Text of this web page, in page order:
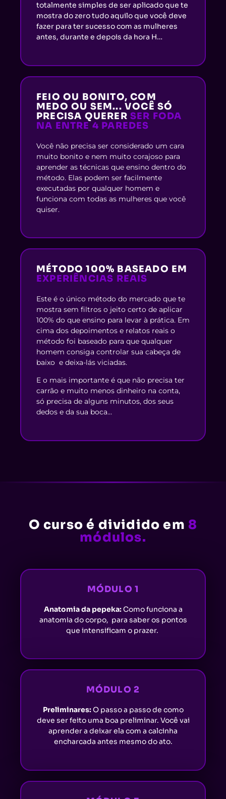
totalmente simples de ser aplicado que te
mostra do zero tudo aquilo que você deve
fazer para ter sucesso com as mulheres
antes, durante e depois da hora H…
FEIO OU BONITO, COM
MEDO OU SEM... VOCÊ SÓ
PRECISA QUERER SER FODA
NA ENTRE 4 PAREDES
Você não precisa ser considerado um cara
muito bonito e nem muito corajoso para
aprender as técnicas que ensino dentro do
método. Elas podem ser facilmente
executadas por qualquer homem e
funciona com todas as mulheres que você
quiser.
MÉTODO 100% BASEADO EM
EXPERIÊNCIAS REAIS
Este é o único método do mercado que te
mostra sem filtros o jeito certo de aplicar
100% do que ensino para levar à prática. Em
cima dos depoimentos e relatos reais o
método foi baseado para que qualquer
homem consiga controlar sua cabeça de
baixo e deixa-lás viciadas.
E o mais importante é que não precisa ter
carrão e muito menos dinheiro na conta,
só precisa de alguns minutos, dos seus
dedos e da sua boca…
O curso é dividido em 8
módulos.
MÓDULO 1
Anatomia da pepeka:Como funciona a
anatomia do corpo, para saber os pontos
que intensificam o prazer.
MÓDULO 2
Preliminares:O passo a passo de como
deve ser feito uma boa preliminar. Você vai
aprender a deixar ela com a calcinha
encharcada antes mesmo do ato.